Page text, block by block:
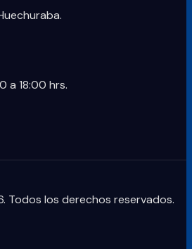
a 18:00 hrs.
Todos los derechos reservados.